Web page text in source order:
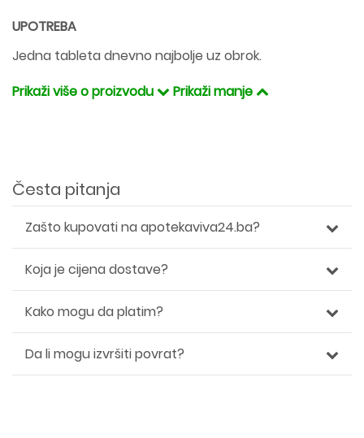
UPOTREBA
Jedna tableta dnevno najbolje uz obrok.
Prikaži više o proizvodu
Prikaži manje
Česta pitanja
Zašto kupovati na apotekaviva24.ba?
Koja je cijena dostave?
Kako mogu da platim?
Da li mogu izvršiti povrat?